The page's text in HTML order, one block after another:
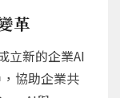
革
立新的企業AI
協助企業共